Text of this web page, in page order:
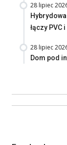
28 lipiec
łączy PVC
28 lipiec
Dom pod